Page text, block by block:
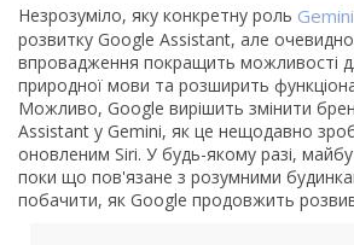
Незрозуміло, яку конкретну роль Gemini
розвитку Google Assistant, але
впровадження покращить можливості
природної мови та розширить
Можливо, Google вирішить змінити
Assistant у Gemini, як це нещодавно
оновленим Siri. У будь-якому разі,
поки що пов'язане з розумними
побачити, як Google продовжить